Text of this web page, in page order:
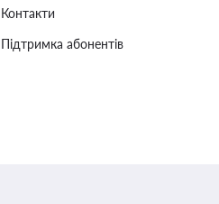
Контакти
Підтримка абонентів